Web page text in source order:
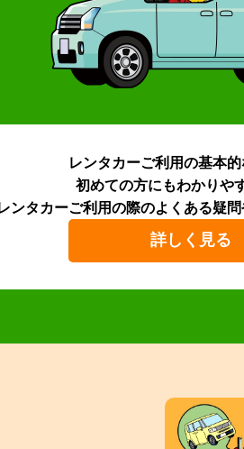
レンタカーご利用の基本
初めての方にもわかりや
ンタカーご利用の際のよくある疑問
詳しく見る